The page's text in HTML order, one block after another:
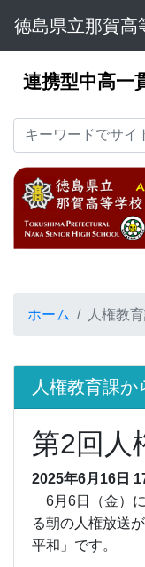
連携型中高一
ホーム 人権教
人権教育課か
第2回人
2025年6月16日
6月6日（金）
る朝の人権放送
平和」です。